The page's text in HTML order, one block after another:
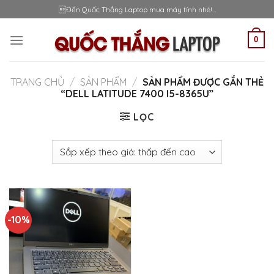
to
content
Đến Quốc Thắng Laptop mua máy tính nhé!...
0
TRANG CHỦ / SẢN PHẨM / SẢN PHẨM ĐƯỢC GẮN THẺ
“DELL LATITUDE 7400 I5-8365U”
LỌC
-10%